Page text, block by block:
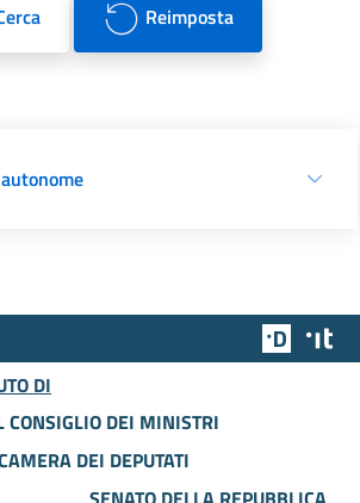
Reimposta
Team
DI
CONSIGLIO DEI MINISTRI
DEI DEPUTATI